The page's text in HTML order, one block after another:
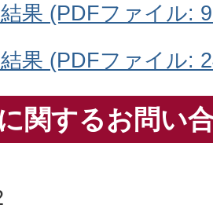
果 (PDFファイル:
果 (PDFファイル:
関するお問い